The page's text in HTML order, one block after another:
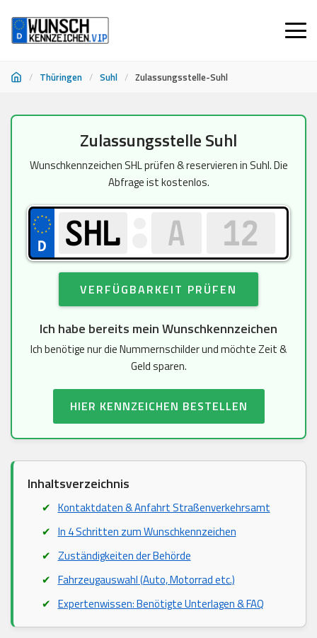
/ Thüringen / Suhl / Zulassungsstelle-Suhl
springen
Zulassungsstelle Suhl
Wunschkennzeichen SHL prüfen & reservieren in Suhl. Die
Abfrage ist kostenlos.
VERFÜGBARKEIT PRÜFEN
Ich habe bereits mein Wunschkennzeichen
Ich benötige nur die Nummernschilder und möchte Zeit &
Geld sparen.
HIER KENNZEICHEN BESTELLEN
Inhaltsverzeichnis
Kontaktdaten & Anfahrt Straßenverkehrsamt
In 4 Schritten zum Wunschkennzeichen
Zuständigkeiten der Behörde
Fahrzeugauswahl (Auto, Motorrad etc.)
Expertenwissen: Benötigte Unterlagen & FAQ